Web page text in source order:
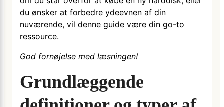
du ønsker at forbedre ydeevnen af din
nuværende, vil denne guide være din go-to
ressource.
God fornøjelse med læsningen!
Grundlæggende